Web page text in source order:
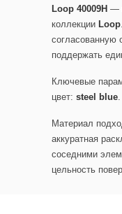
Loop 40009H —
коллекции Loop
согласованную
поддержать
Ключевые
цвет: steel blue.
Материал
аккуратная
соседними
цельность